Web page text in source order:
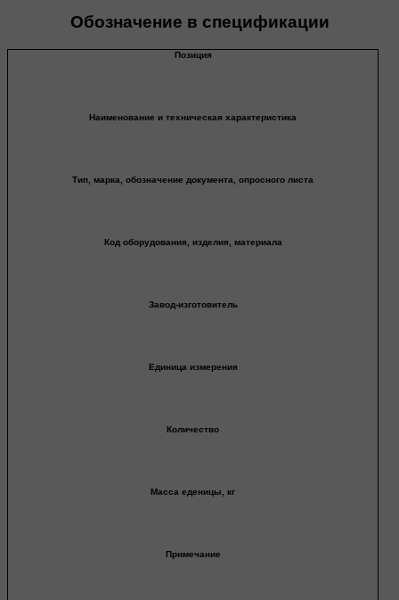
Обозначение в спецификации
Позиция
Наименование и техническая характеристика
Тип, марка, обозначение документа, опросного листа
Код оборудования, изделия, материала
Завод-изготовитель
Единица измерения
Количество
Масса еденицы, кг
Примечание